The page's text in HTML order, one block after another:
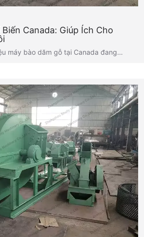
Canada: Giúp Ích Cho
máy bào dăm gỗ tại Canada đang…